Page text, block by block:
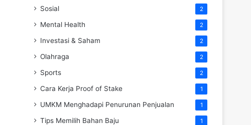
Sosial 2
Mental Health 2
Investasi & Saham 2
Olahraga 2
Sports 2
Cara Kerja Proof of Stake 1
UMKM Menghadapi Penurunan Penjualan 1
Tips Memilih Bahan Baju 1